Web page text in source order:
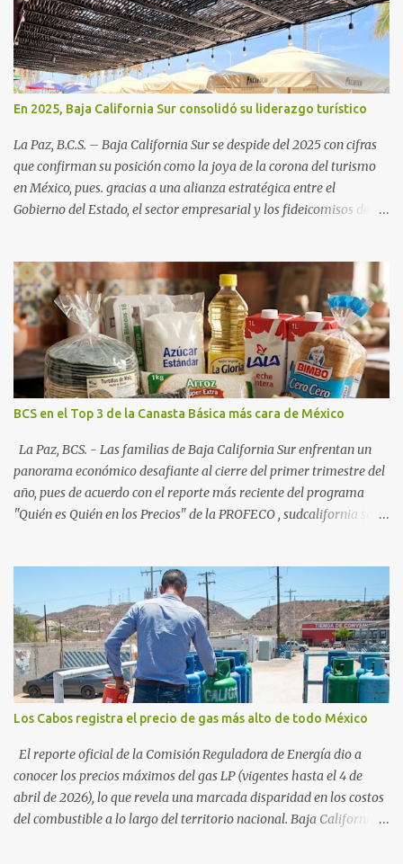
En 2025, Baja California Sur consolidó su liderazgo turístico
La Paz, B.C.S. – Baja California Sur se despide del 2025 con cifras
que confirman su posición como la joya de la corona del turismo
en México, pues. gracias a una alianza estratégica entre el
Gobierno del Estado, el sector empresarial y los fideicomisos de
una derrama económica sin precedentes. Las proyecciones para
este periodo vacacional son optimistas, con un promedio estatal
que supera el 70% . Sin embargo, la sorpresa del año la ha dado el
norte del estado. Comondú encabeza las expectativas con un
impresionante 89% de ocupación, impulsado por el interés
creciente en el turismo de naturaleza. Le siguen destinos
consolidados y emergentes: Los Cabos: 72% promedio (esperando
picos del 79% en Año Nuevo). La Paz: 66%. Loreto: 58%. Mulegé:
54%. "Estamos viendo un fenómeno de diversificación. Ya no solo
vienen por el lujo de Los Cabos, sino por la aut...
BCS en el Top 3 de la Canasta Básica más cara de México
La Paz, BCS. - Las familias de Baja California Sur enfrentan un
panorama económico desafiante al cierre del primer trimestre del
año, pues de acuerdo con el reporte más reciente del programa
"Quién es Quién en los Precios" de la PROFECO , sudcalifornia se
datos correspondientes al cierre de marzo y la primera semana de
abril revelan que adquirir el paquete de los 24 productos
esenciales alcanzó un precio de 942.50 pesos en la ciudad de La Paz
. Este monto fue detectado específicamente en el establecimiento
Bodega Aurrera ubicado en el fraccionamiento Camino Real,
superando la barrera de los 910 pesos establecida como meta por
el gobierno federal en el Paquete Contra la Inflación y la Carestía
(PACIC). Dentro del análisis por zonas geográficas, la entidad se
ubica en la región Centro-Norte , que comparte con estados como
Aguascaliente...
Los Cabos registra el precio de gas más alto de todo México
El reporte oficial de la Comisión Reguladora de Energía dio a
conocer los precios máximos del gas LP (vigentes hasta el 4 de
abril de 2026), lo que revela una marcada disparidad en los costos
del combustible a lo largo del territorio nacional. Baja California